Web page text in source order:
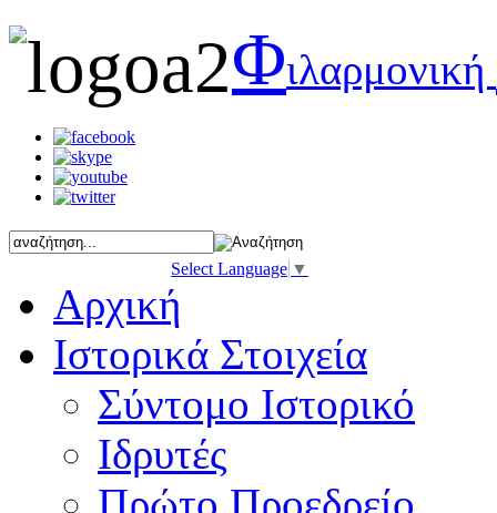
Φιλαρμονική
Select Language ▼
Αρχική
Ιστορικά Στοιχεία
Σύντομο Ιστορικό
Ιδρυτές
Πρώτο Προεδρείο